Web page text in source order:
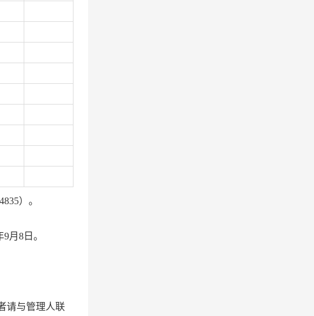
）。
月8日。
请与管理人联